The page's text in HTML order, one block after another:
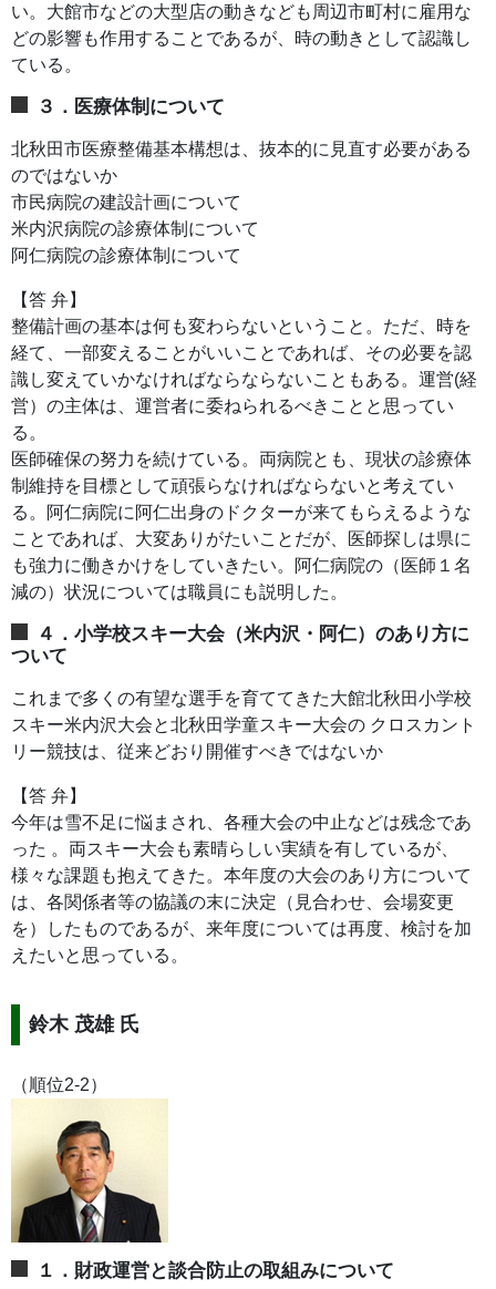
い。大館市などの大型店の動きなども周辺市町村に雇用な
どの影響も作用することであるが、時の動きとして認識し
ている。
３．医療体制について
北秋田市医療整備基本構想は、抜本的に見直す必要がある
のではないか
市民病院の建設計画について
米内沢病院の診療体制について
阿仁病院の診療体制について
【答 弁】
整備計画の基本は何も変わらないということ。ただ、時を
経て、一部変えることがいいことであれば、その必要を認
識し変えていかなければならならないこともある。運営(経
営）の主体は、運営者に委ねられるべきことと思ってい
る。
医師確保の努力を続けている。両病院とも、現状の診療体
制維持を目標として頑張らなければならないと考えてい
る。阿仁病院に阿仁出身のドクターが来てもらえるような
ことであれば、大変ありがたいことだが、医師探しは県に
も強力に働きかけをしていきたい。阿仁病院の（医師１名
減の）状況については職員にも説明した。
４．小学校スキー大会（米内沢・阿仁）のあり方に
ついて
これまで多くの有望な選手を育ててきた大館北秋田小学校
スキー米内沢大会と北秋田学童スキー大会の クロスカント
リー競技は、従来どおり開催すべきではないか
【答 弁】
今年は雪不足に悩まされ、各種大会の中止などは残念であ
った 。両スキー大会も素晴らしい実績を有しているが、
様々な課題も抱えてきた。本年度の大会のあり方について
は、各関係者等の協議の末に決定（見合わせ、会場変更
を）したものであるが、来年度については再度、検討を加
えたいと思っている。
鈴木 茂雄 氏
（順位2-2）
１．財政運営と談合防止の取組みについて